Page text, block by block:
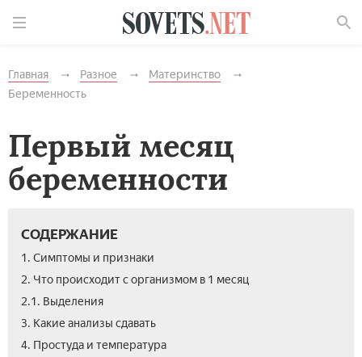
Главная Разное
Материнство
Беременность
Первый месяц
беременности
СОДЕРЖАНИЕ
1. Симптомы и признаки­
2. Что происходит с организмом в 1 месяц
2.1. Выделения­
3. Какие анализы сдавать
4. Простуда и температура